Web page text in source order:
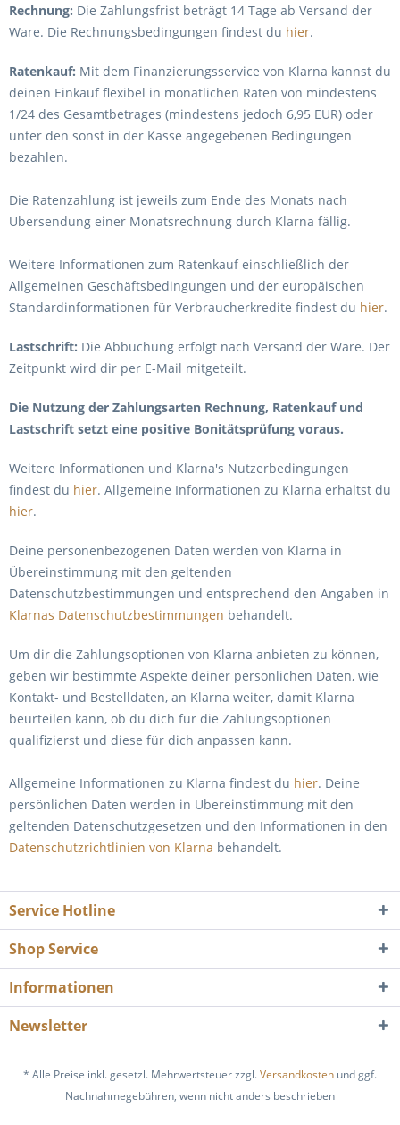
Rechnung: Die Zahlungsfrist beträgt 14 Tage ab Versand der
Ware. Die Rechnungsbedingungen findest du hier.
Ratenkauf: Mit dem Finanzierungsservice von Klarna kannst du
deinen Einkauf flexibel in monatlichen Raten von mindestens
1/24 des Gesamtbetrages (mindestens jedoch 6,95 EUR) oder
unter den sonst in der Kasse angegebenen Bedingungen
bezahlen.
Die Ratenzahlung ist jeweils zum Ende des Monats nach
Übersendung einer Monatsrechnung durch Klarna fällig.
Weitere Informationen zum Ratenkauf einschließlich der
Allgemeinen Geschäftsbedingungen und der europäischen
Standardinformationen für Verbraucherkredite findest du hier.
Lastschrift: Die Abbuchung erfolgt nach Versand der Ware. Der
Zeitpunkt wird dir per E-Mail mitgeteilt.
Die Nutzung der Zahlungsarten Rechnung, Ratenkauf und
Lastschrift setzt eine positive Bonitätsprüfung voraus.
Weitere Informationen und Klarna's Nutzerbedingungen
findest du hier. Allgemeine Informationen zu Klarna erhältst du
hier.
Deine personenbezogenen Daten werden von Klarna in
Übereinstimmung mit den geltenden
Datenschutzbestimmungen und entsprechend den Angaben in
Klarnas Datenschutzbestimmungen behandelt.
Um dir die Zahlungsoptionen von Klarna anbieten zu können,
geben wir bestimmte Aspekte deiner persönlichen Daten, wie
Kontakt- und Bestelldaten, an Klarna weiter, damit Klarna
beurteilen kann, ob du dich für die Zahlungsoptionen
qualifizierst und diese für dich anpassen kann.
Allgemeine Informationen zu Klarna findest du hier. Deine
persönlichen Daten werden in Übereinstimmung mit den
geltenden Datenschutzgesetzen und den Informationen in den
Datenschutzrichtlinien von Klarna behandelt.
Service Hotline
Shop Service
Informationen
Newsletter
* Alle Preise inkl. gesetzl. Mehrwertsteuer zzgl.Versandkosten und ggf.
Nachnahmegebühren, wenn nicht anders beschrieben